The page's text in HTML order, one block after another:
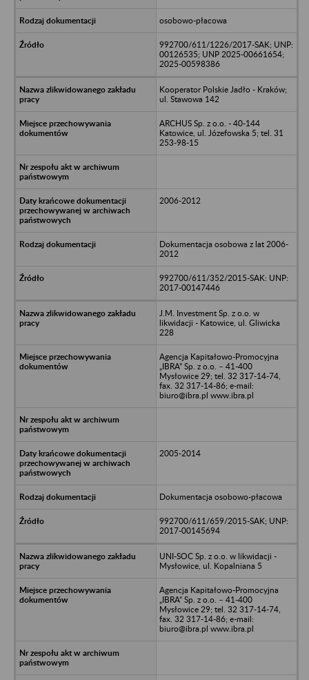
osobowo-płacowa
992700/611/1226/2017-SAK; UNP:
00126535; UNP 2025-00661654;
2025-00598386
Kooperator Polskie Jadło - Kraków;
ul. Stawowa 142
ARCHUS Sp. z o.o. - 40-144
Katowice, ul. Józefowska 5; tel. 31
253-98-15
2006-2012
Dokumentacja osobowa z lat 2006-
2012
992700/611/352/2015-SAK: UNP:
2017-00147446
J.M. Investment Sp. z o.o. w
likwidacji - Katowice, ul. Gliwicka
228
Agencja Kapitałowo-Promocyjna
„IBRA” Sp. z o.o. – 41-400
Mysłowice 29; tel. 32 317-14-74,
fax. 32 317-14-86; e-mail:
biuro@ibra.pl www.ibra.pl
2005-2014
Dokumentacja osobowo-płacowa
992700/611/659/2015-SAK; UNP:
2017-00145694
UNI-SOC Sp. z o.o. w likwidacji -
Mysłowice, ul. Kopalniana 5
Agencja Kapitałowo-Promocyjna
„IBRA” Sp. z o.o. – 41-400
Mysłowice 29; tel. 32 317-14-74,
fax. 32 317-14-86; e-mail:
biuro@ibra.pl www.ibra.pl